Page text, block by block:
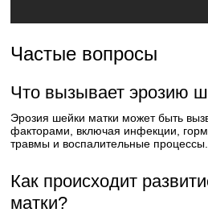
Частые вопросы
Что вызывает эрозию
Эрозия шейки матки может быть
факторами, включая инфекции,
травмы и воспалительные процессы.
Как происходит
матки?